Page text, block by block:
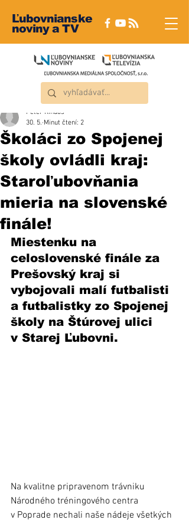
Ľubovnianske
noviny a TV
Školáci zo Spojenej
školy ovládli kraj:
Staroľubovňania
mieria na slovenské
finále!
Peter Rindoš
30. 5. Minut čtení: 2
Miestenku na
celoslovenské finále za
Prešovský kraj si
vybojovali malí futbalisti
a futbalistky zo Spojenej
školy na Štúrovej ulici
v Starej Ľubovni.
Na kvalitne pripravenom trávniku
Národného tréningového centra
v Poprade nechali naše nádeje všetkých